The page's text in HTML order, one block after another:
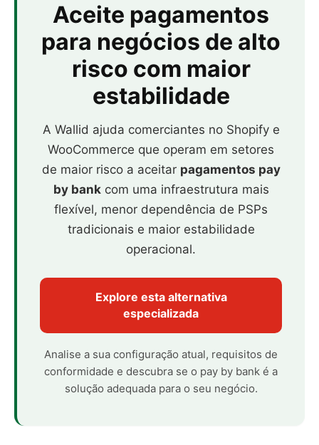
Aceite pagamentos
para negócios de alto
risco com maior
estabilidade
A Wallid ajuda comerciantes no Shopify e
WooCommerce que operam em setores
de maior risco a aceitar pagamentos pay
by bankcom uma infraestrutura mais
flexível, menor dependência de PSPs
tradicionais e maior estabilidade
operacional.
Explore esta alternativa
especializada
Analise a sua configuração atual, requisitos de
conformidade e descubra se o pay by bank é a
solução adequada para o seu negócio.